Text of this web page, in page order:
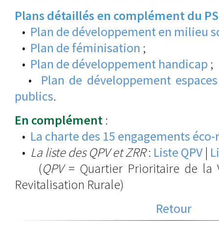
Plans détaillés en complément du
• Plan de développement en milieu
• Plan de féminisation ;
• Plan de développement handicap ;
• Plan de développement
publics.
En complément :
• La charte des 15 engagements
• La liste des QPV et ZRR: Liste QPV|
(QPV= Quartier Prioritaire de
Revitalisation Rurale)
Retour